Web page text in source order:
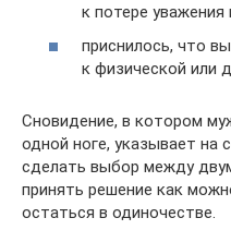
к потере
приснилось, что
к физической или
Сновидение, в котором
одной ноге, указывает на
сделать выбор между
принять решение как
остаться в одиночестве.